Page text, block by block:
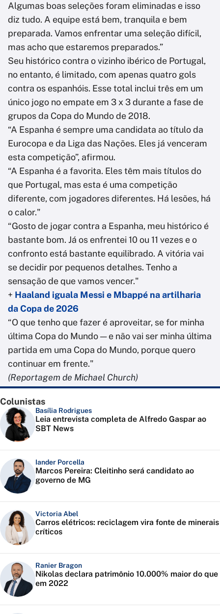
Algumas boas seleções foram eliminadas e isso
diz tudo. A equipe está bem, tranquila e bem
preparada. Vamos enfrentar uma seleção difícil,
mas acho que estaremos preparados.”
Seu histórico contra o vizinho ibérico de Portugal,
no entanto, é limitado, com apenas quatro gols
contra os espanhóis. Esse total inclui três em um
único jogo no empate em 3 x 3 durante a fase de
grupos da Copa do Mundo de 2018.
“A Espanha é sempre uma candidata ao título da
Eurocopa e da Liga das Nações. Eles já venceram
esta competição”, afirmou.
“A Espanha é a favorita. Eles têm mais títulos do
que Portugal, mas esta é uma competição
diferente, com jogadores diferentes. Há lesões, há
o calor."
“Gosto de jogar contra a Espanha, meu histórico é
bastante bom. Já os enfrentei 10 ou 11 vezes e o
confronto está bastante equilibrado. A vitória vai
se decidir por pequenos detalhes. Tenho a
sensação de que vamos vencer."
+ Haaland iguala Messi e Mbappé na artilharia
da Copa de 2026
“O que tenho que fazer é aproveitar, se for minha
última Copa do Mundo — e não vai ser minha última
partida em uma Copa do Mundo, porque quero
continuar em frente."
(Reportagem de Michael Church)
Colunistas
Basília Rodrigues
Leia entrevista completa de Alfredo Gaspar ao
SBT News
Iander Porcella
Marcos Pereira: Cleitinho será candidato ao
governo de MG
Victoria Abel
Carros elétricos: reciclagem vira fonte de minerais
críticos
Ranier Bragon
Nikolas declara patrimônio 10.000% maior do que
em 2022